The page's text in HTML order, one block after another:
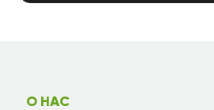
О НАС